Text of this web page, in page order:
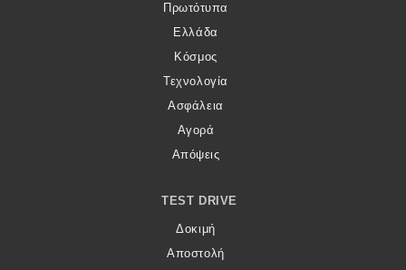
Πρωτότυπα
Ελλάδα
Κόσμος
Τεχνολογία
Ασφάλεια
Αγορά
Απόψεις
TEST DRIVE
Δοκιμή
Αποστολή